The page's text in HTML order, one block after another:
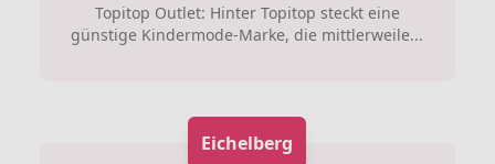
Topitop Outlet: Hinter Topitop steckt eine
günstige Kindermode-Marke, die mittlerweile...
Eichelberg